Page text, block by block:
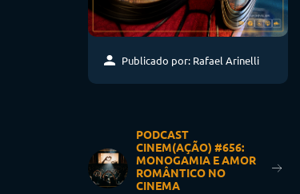
Publicado por: Rafael Arinelli
PODCAST
CINEM(AÇÃO) #656:
MONOGAMIA E AMOR
ROMÂNTICO NO
CINEMA